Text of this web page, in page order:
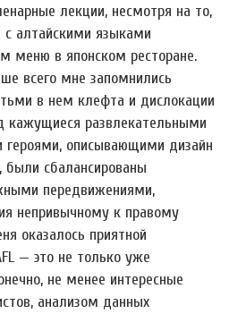
лекции, несмотря на то,
алтайскими языками
меню в японском ресторане.
всего мне запомнились
в нем клефта и дислокации
кажущиеся развлекательными
героями, описывающими дизайн
были сбалансированы
передвижениями,
непривычному к правому
оказалось приятной
— это не только уже
не менее интересные
анализом данных